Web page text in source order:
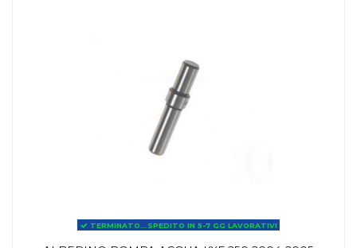
TERMINATO...SPEDITO IN 5-7 GG LAVORATIVI